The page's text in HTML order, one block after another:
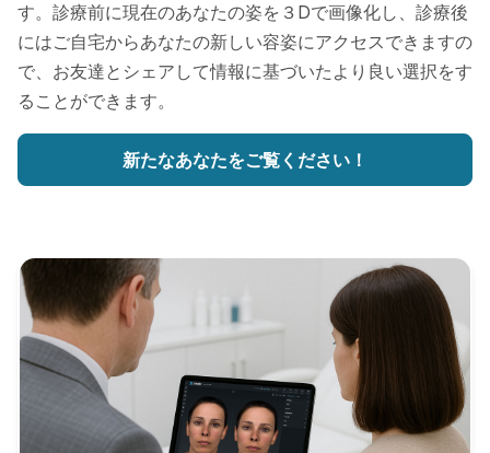
す。診療前に現在のあなたの姿を３Dで画像化し、診療後
にはご自宅からあなたの新しい容姿にアクセスできますの
で、お友達とシェアして情報に基づいたより良い選択をす
ることができます。
新たなあなたをご覧ください！